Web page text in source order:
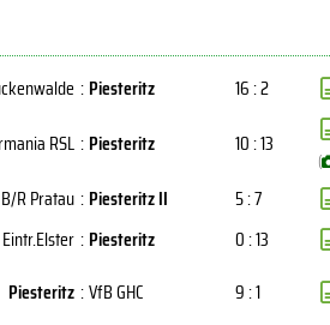
: Piesteritz
16 : 2
RSL : Piesteritz 10 : 13
(
B/R Pratau : Piesteritz II
5 : 7
Eintr.Elster : Piesteritz
0 : 13
Piesteritz :VfB GHC
9 : 1